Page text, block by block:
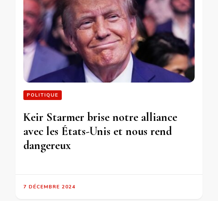
POLITIQUE
Keir Starmer brise notre alliance
avec les États-Unis et nous rend
dangereux
7 DÉCEMBRE 2024